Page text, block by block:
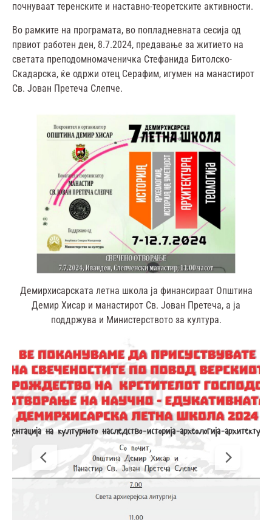
почнуваат теренските и наставно-теоретските активности.
Во рамките на програмата, во попладневната сесија од
првиот работен ден, 8.7.2024, предавање за житието на
светата преподомномаченичка Стефанида Битолско-
Скадарска, ќе одржи отец Серафим, игумен на манастирот
Св. Јован Претеча Слепче.
Демирхисарската летна школа ја финансираат Општина
Демир Хисар и манастирот Св. Јован Претеча, а ја
поддржува и Министерството за култура.